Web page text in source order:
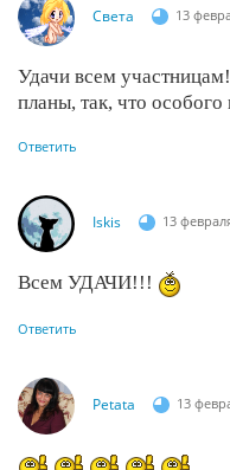
Света 13
Удачи всем
планы, так, что особого
Ответить
Iskis 13
Всем УДАЧИ!!!
Ответить
Petata 13